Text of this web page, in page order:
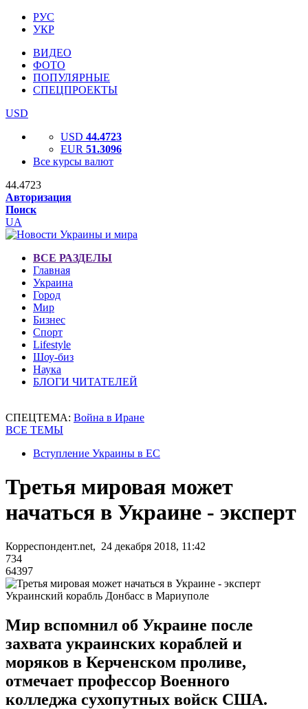
РУС
УКР
ВИДЕО
ФОТО
ПОПУЛЯРНЫЕ
СПЕЦПРОЕКТЫ
USD
USD 44.4723
EUR 51.3096
Все курсы валют
44.4723
Авторизация
Поиск
UA
ВСЕ РАЗДЕЛЫ
Главная
Украина
Город
Мир
Бизнес
Спорт
Lifestyle
Шоу-биз
Наука
БЛОГИ ЧИТАТЕЛЕЙ
СПЕЦТЕМА: Война в Иране
ВСЕ ТЕМЫ
Вступление Украины в ЕС
Третья мировая может
начаться в Украине - эксперт
Корреспондент.net, 24 декабря 2018, 11:42
734
64397
Украинский корабль Донбасс в Мариуполе
Мир вспомнил об Украине после
захвата украинских кораблей и
моряков в Керченском проливе,
отмечает профессор Военного
колледжа сухопутных войск США.